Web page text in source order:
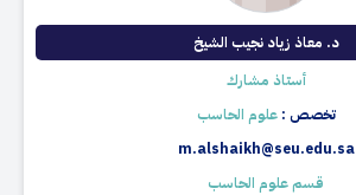
د. معاذ زياد نجيب الشيخ​
أستاذ مشارك
تخصص :علوم الحاسب
m.alshaikh@seu.edu.sa
قسم علوم الحاسب